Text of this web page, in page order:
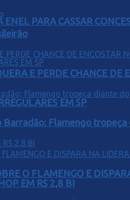
PARA CASSAR
EM SP
EM R$ 2,8 BI
E PERDE CHANCE DE
Flamengo
O FLAMENGO E